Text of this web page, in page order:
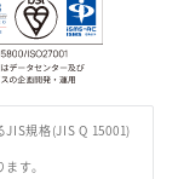
規格(JIS Q 15001)
す。